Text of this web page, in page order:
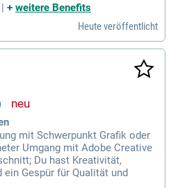
+ weitere Benefits
Heute veröffentlicht
mit Schwerpunkt Grafik oder
Umgang mit Adobe Creative
Du hast Kreativität,
Gespür für Qualität und